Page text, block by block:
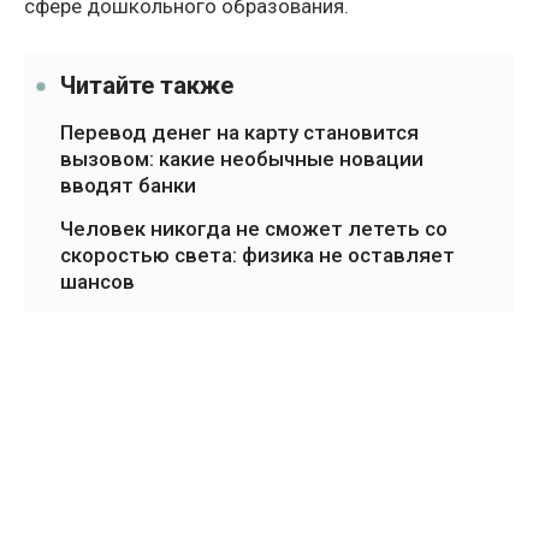
сфере дошкольного образования.
Читайте также
Перевод денег на карту становится
вызовом: какие необычные новации
вводят банки
Человек никогда не сможет лететь со
скоростью света: физика не оставляет
шансов